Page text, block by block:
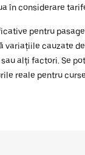
în considerare
pentru
variațiile cauzate
alți factori. Se
reale pentru